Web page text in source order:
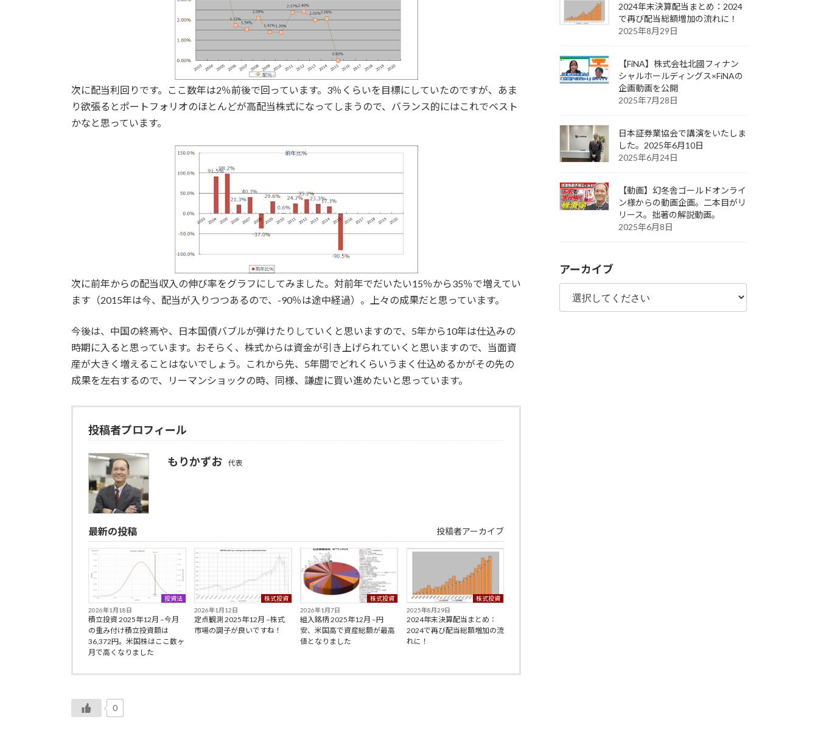
次に配当利回りです。ここ数年は2％前後で回っています。3％くらいを目標にしていたのですが、あま
り欲張るとポートフォリオのほとんどが高配当株式になってしまうので、バランス的にはこれでベスト
かなと思っています。
次に前年からの配当収入の伸び率をグラフにしてみました。対前年でだいたい15％から35％で増えてい
ます（2015年は今、配当が入りつつあるので、-90％は途中経過）。上々の成果だと思っています。
今後は、中国の終焉や、日本国債バブルが弾けたりしていくと思いますので、5年から10年は仕込みの
時期に入ると思っています。おそらく、株式からは資金が引き上げられていくと思いますので、当面資
産が大きく増えることはないでしょう。これから先、5年間でどれくらいうまく仕込めるかがその先の
成果を左右するので、リーマンショックの時、同様、謙虚に買い進めたいと思っています。
投稿者プロフィール
もりかずお 代表
最新の投稿 投稿者アーカイブ
投資法
2026年1月18日
積立投資 2025年12月 –今月
の重み付け積立投資額は
36,372円。米国株はここ数ヶ
月で高くなりました
株式投資
2026年1月12日
定点観測 2025年12月 –株式
市場の調子が良いですね！
株式投資
2026年1月7日
組入銘柄 2025年12月 –円
安、米国高で資産総額が最高
値となりました
株式投資
2025年8月29日
2024年末決算配当まとめ：
2024で再び配当総額増加の流
れに！
0
2024年末決算配当まとめ：2024
で再び配当総額増加の流れに！
2025年8月29日
【FiNA】株式会社北國フィナン
シャルホールディングス×FiNAの
企画動画を公開
2025年7月28日
日本証券業協会で講演をいたしま
した。2025年6月10日
2025年6月24日
【動画】幻冬舎ゴールドオンライ
ン様からの動画企画。二本目がリ
リース。拙著の解説動画。
2025年6月8日
アーカイブ